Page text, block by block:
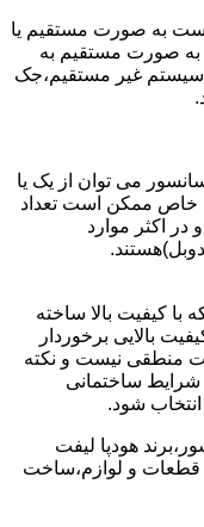
به صورت مستقیم یا
صورت مستقیم به
سیستم غیر مستقیم،جک
می توان از یک یا
خاص ممکن است تعداد
اکثر موارد
کیفیت بالا ساخته
بالایی برخوردار
منطقی نیست و نکته
ساختمانی
شود.
هودپا لیفت
قطعات و لوازم،ساخت